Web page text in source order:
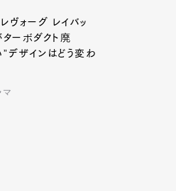
ヴォーグ レイバッ
ーボダクト廃
”デザインはどう変わ
マ